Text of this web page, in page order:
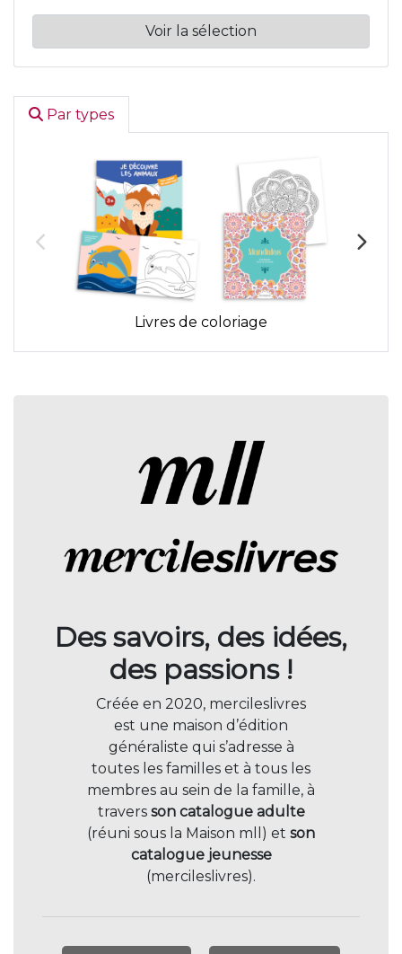
Voir la sélection
Par types
Livres de coloriage
Des savoirs, des idées,
des passions !
Créée en 2020, mercileslivres
est une maison d’édition
généraliste qui s’adresse à
toutes les familles et à tous les
membres au sein de la famille, à
travers son catalogue adulte
(réuni sous la Maison mll) et son
catalogue jeunesse
(mercileslivres).